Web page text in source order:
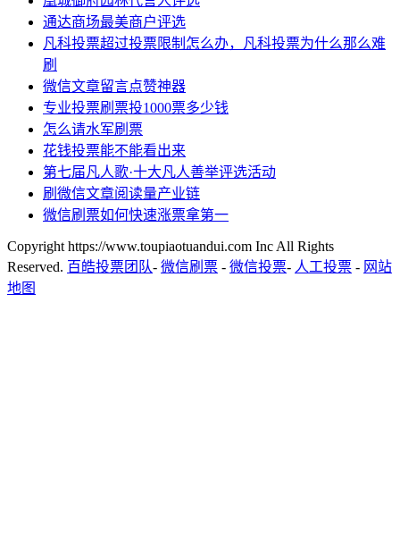
通达商场最美商户评选
凡科投票超过投票限制怎么办，凡科投票为什么那么难
刷
微信文章留言点赞神器
专业投票刷票投1000票多少钱
怎么请水军刷票
花钱投票能不能看出来
第七届凡人歌·十大凡人善举评选活动
刷微信文章阅读量产业链
微信刷票如何快速涨票拿第一
Copyright https://www.toupiaotuandui.com Inc All Rights
Reserved. 百皓投票团队- 微信刷票 - 微信投票- 人工投票 - 网站
地图